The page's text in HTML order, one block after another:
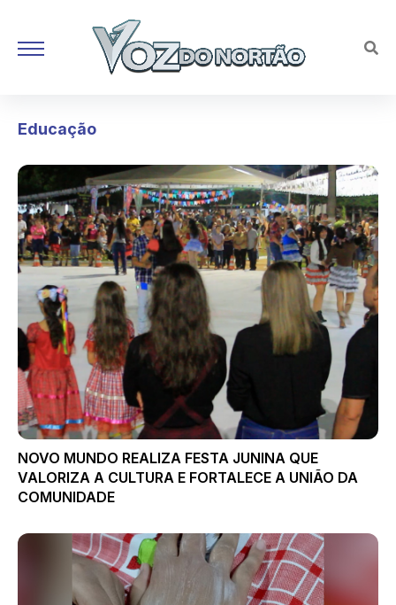
Educação
NOVO MUNDO REALIZA FESTA JUNINA QUE
VALORIZA A CULTURA E FORTALECE A UNIÃO DA
COMUNIDADE